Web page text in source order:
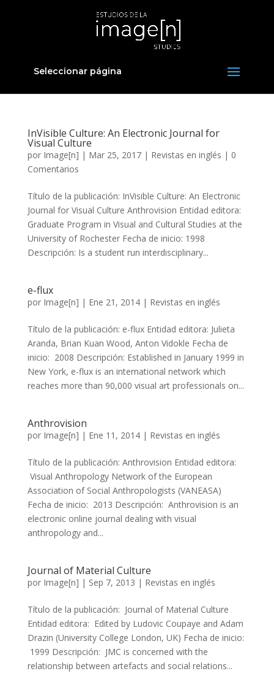
Seleccionar página
InVisible Culture: An Electronic Journal for
Visual Culture
por Image[n] | Mar 25, 2017| Revistas en inglés | 0
Comentarios
Título de la publicación: InVisible Culture: An Electronic
Journal for Visual Culture Anthrovision Entidad editora:
Graduate Program in Visual and Cultural Studies at the
University of Rochester Fecha de inicio: 1998
Descripción: Is a student run interdisciplinary...
e-flux
por Image[n] | Ene 21, 2014| Revistas en inglés
Título de la publicación: e-flux Entidad editora: Julieta
Aranda, Brian Kuan Wood, Anton Vidokle Fecha de
inicio: 2008 Descripción: Established in January 1999 in
New York, e-flux is an international network which
reaches more than 90,000 visual art professionals on...
Anthrovision
por Image[n] | Ene 11, 2014| Revistas en inglés
Título de la publicación: Anthrovision Entidad editora:
Visual Anthropology Network of the European
Association of Social Anthropologists (VANEASA)
Fecha de inicio: 2013 Descripción: Anthrovision is an
electronic online journal dealing with visual
anthropology and...
Journal of Material Culture
por Image[n] | Sep 7, 2013 | Revistas en inglés
Título de la publicación: Journal of Material Culture
Entidad editora: Edited by Ludovic Coupaye and Adam
Drazin (University College London, UK) Fecha de inicio:
1999 Descripción: JMC is concerned with the
relationship between artefacts and social relations...